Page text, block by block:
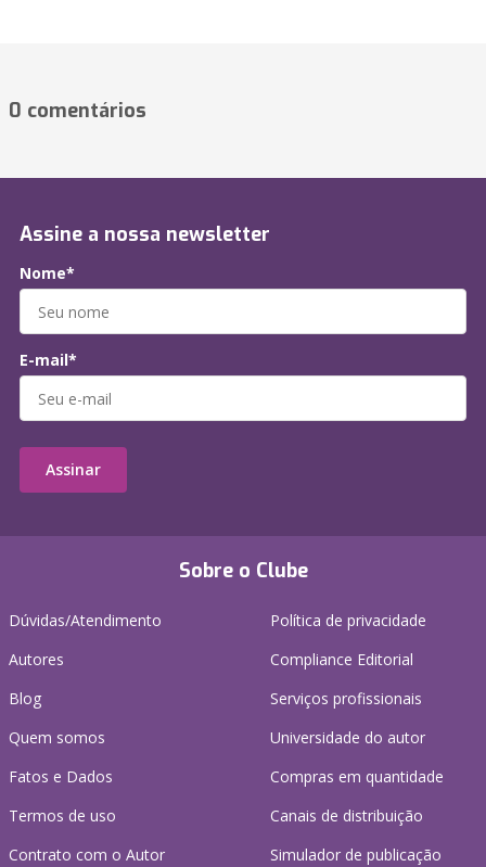
0 comentários
Sobre o Clube
Dúvidas/Atendimento
Autores
Blog
Quem somos
Fatos e Dados
Termos de uso
Contrato com o Autor
Política de privacidade
Compliance Editorial
Serviços profissionais
Universidade do autor
Compras em quantidade
Canais de distribuição
Simulador de publicação
Assine a nossa newsletter
Nome*
E-mail*
Assinar